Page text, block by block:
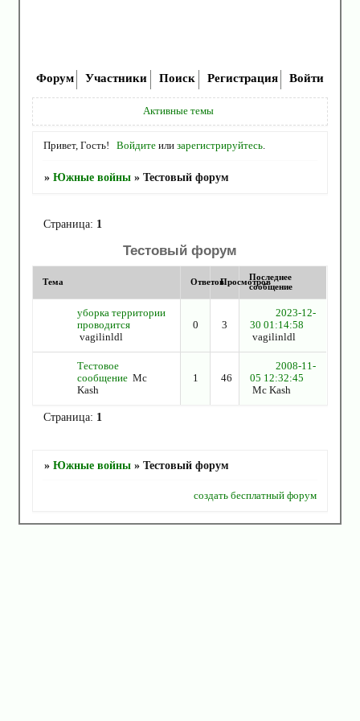
Форум Участники Поиск Регистрация Войти
Активные темы
Привет, Гость! Войдите илизарегистрируйтесь
»Южные войны »Тестовый форум
Тестовый форум
Страница: 1
Тема ОтветовПросмотровПоследнее
сообщение
уборка территории
проводится
vagilinldl
0 3
2023-12-
30 01:14:58
vagilinldl
Тестовое
сообщение Mc
Kash
1 46
2008-11-
05 12:32:45
Mc Kash
Страница: 1
»Южные войны »Тестовый форум
создать бесплатный форум